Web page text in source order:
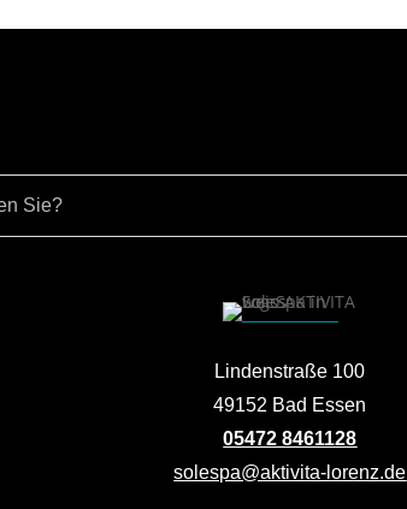
Lindenstraße 100
49152 Bad Essen
05472 8461128
solespa@aktivita-lorenz.de